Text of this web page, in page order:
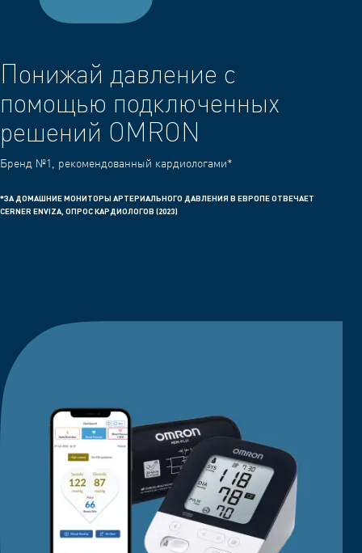
Понижай давление с
помощью подключенных
решений OMRON
Бренд №1, рекомендованный кардиологами*
*ЗА ДОМАШНИЕ МОНИТОРЫ АРТЕРИАЛЬНОГО ДАВЛЕНИЯ В ЕВРОПЕ ОТВЕЧАЕТ
CERNER ENVIZA, ОПРОС КАРДИОЛОГОВ (2023)